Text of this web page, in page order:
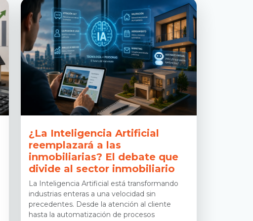
¿La Inteligencia Artificial
reemplazará a las
inmobiliarias? El debate que
divide al sector inmobiliario
La Inteligencia Artificial está transformando
industrias enteras a una velocidad sin
precedentes. Desde la atención al cliente
hasta la automatización de procesos